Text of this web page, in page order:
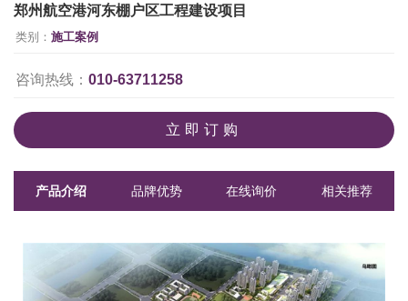
郑州航空港河东棚户区工程建设项目
类别： 施工案例
咨询热线： 010-63711258
立即订购
产品介绍 品牌优势 在线询价 相关推荐